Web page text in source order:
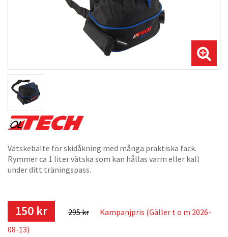
Vätskebälte för skidåkning med många praktiska fack.
Rymmer ca 1 liter vätska som kan hållas varm eller kall
under ditt träningspass.
150 kr 295 kr
Kampanjpris (Gäller t o m 2026-
08-13)